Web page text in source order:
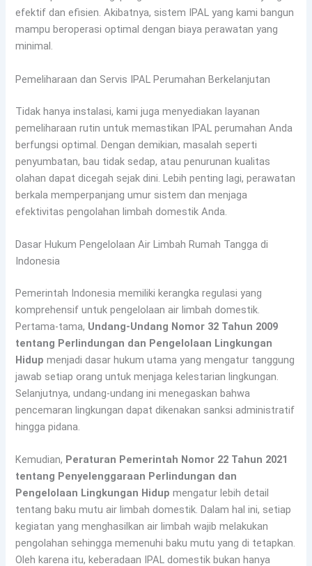
efektif dan efisien. Akibatnya, sistem IPAL yang kami bangun
mampu beroperasi optimal dengan biaya perawatan yang
minimal.
Pemeliharaan dan Servis IPAL Perumahan Berkelanjutan
Tidak hanya instalasi, kami juga menyediakan layanan
pemeliharaan rutin untuk memastikan IPAL perumahan Anda
berfungsi optimal. Dengan demikian, masalah seperti
penyumbatan, bau tidak sedap, atau penurunan kualitas
olahan dapat dicegah sejak dini. Lebih penting lagi, perawatan
berkala memperpanjang umur sistem dan menjaga
efektivitas pengolahan limbah domestik Anda.
Dasar Hukum Pengelolaan Air Limbah Rumah Tangga di
Indonesia
Pemerintah Indonesia memiliki kerangka regulasi yang
komprehensif untuk pengelolaan air limbah domestik.
Pertama-tama, Undang-Undang Nomor 32 Tahun 2009
tentang Perlindungan dan Pengelolaan Lingkungan
Hidup menjadi dasar hukum utama yang mengatur tanggung
jawab setiap orang untuk menjaga kelestarian lingkungan.
Selanjutnya, undang-undang ini menegaskan bahwa
pencemaran lingkungan dapat dikenakan sanksi administratif
hingga pidana.
Kemudian, Peraturan Pemerintah Nomor 22 Tahun 2021
tentang Penyelenggaraan Perlindungan dan
Pengelolaan Lingkungan Hidup mengatur lebih detail
tentang baku mutu air limbah domestik. Dalam hal ini, setiap
kegiatan yang menghasilkan air limbah wajib melakukan
pengolahan sehingga memenuhi baku mutu yang di tetapkan.
Oleh karena itu, keberadaan IPAL domestik bukan hanya